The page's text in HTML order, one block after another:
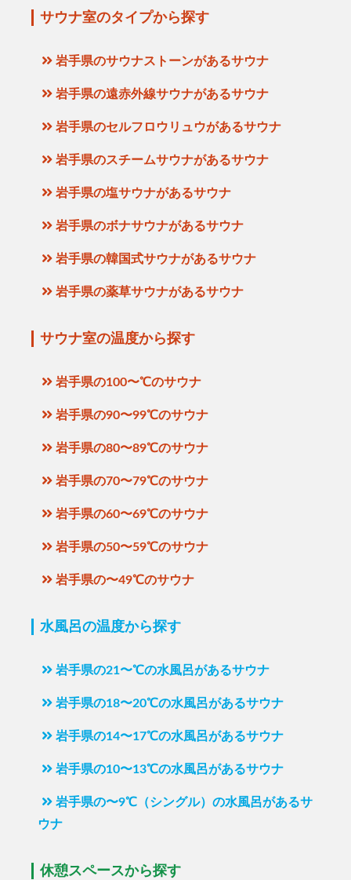
サウナ室のタイプから探す
岩手県のサウナストーンがあるサウナ
岩手県の遠赤外線サウナがあるサウナ
岩手県のセルフロウリュウがあるサウナ
岩手県のスチームサウナがあるサウナ
岩手県の塩サウナがあるサウナ
岩手県のボナサウナがあるサウナ
岩手県の韓国式サウナがあるサウナ
岩手県の薬草サウナがあるサウナ
サウナ室の温度から探す
岩手県の100〜℃のサウナ
岩手県の90〜99℃のサウナ
岩手県の80〜89℃のサウナ
岩手県の70〜79℃のサウナ
岩手県の60〜69℃のサウナ
岩手県の50〜59℃のサウナ
岩手県の〜49℃のサウナ
水風呂の温度から探す
岩手県の21〜℃の水風呂があるサウナ
岩手県の18〜20℃の水風呂があるサウナ
岩手県の14〜17℃の水風呂があるサウナ
岩手県の10〜13℃の水風呂があるサウナ
岩手県の〜9℃（シングル）の水風呂があるサ
ウナ
休憩スペースから探す